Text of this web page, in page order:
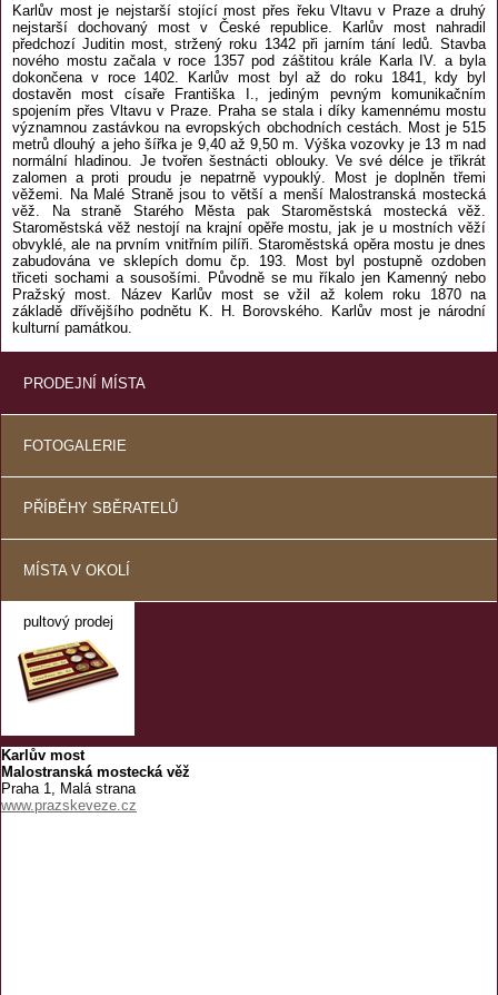
Karlův most je nejstarší stojící most přes řeku Vltavu v Praze a druhý
nejstarší dochovaný most v České republice. Karlův most nahradil
předchozí Juditin most, stržený roku 1342 při jarním tání ledů. Stavba
nového mostu začala v roce 1357 pod záštitou krále Karla IV. a byla
dokončena v roce 1402. Karlův most byl až do roku 1841, kdy byl
dostavěn most císaře Františka I., jediným pevným komunikačním
spojením přes Vltavu v Praze. Praha se stala i díky kamennému mostu
významnou zastávkou na evropských obchodních cestách. Most je 515
metrů dlouhý a jeho šířka je 9,40 až 9,50 m. Výška vozovky je 13 m nad
normální hladinou. Je tvořen šestnácti oblouky. Ve své délce je třikrát
zalomen a proti proudu je nepatrně vypouklý. Most je doplněn třemi
věžemi. Na Malé Straně jsou to větší a menší Malostranská mostecká
věž. Na straně Starého Města pak Staroměstská mostecká věž.
Staroměstská věž nestojí na krajní opěře mostu, jak je u mostních věží
obvyklé, ale na prvním vnitřním pilíři. Staroměstská opěra mostu je dnes
zabudována ve sklepích domu čp. 193. Most byl postupně ozdoben
třiceti sochami a sousošími. Původně se mu říkalo jen Kamenný nebo
Pražský most. Název Karlův most se vžil až kolem roku 1870 na
základě dřívějšího podnětu K. H. Borovského. Karlův most je národní
kulturní památkou.
PRODEJNÍ MÍSTA
FOTOGALERIE
PŘÍBĚHY SBĚRATELŮ
MÍSTA V OKOLÍ
pultový prodej
Karlův most
Malostranská mostecká věž
Praha 1, Malá strana
www.prazskeveze.cz